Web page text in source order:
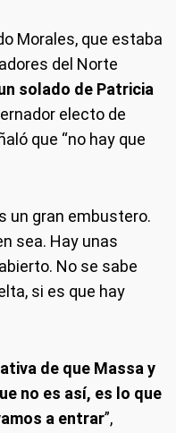
Morales, que estaba
del Norte
solado de Patricia
electo de
que “no hay que
un gran embustero.
sea. Hay unas
No se sabe
si es que hay
de que Massa y
no es así, es lo que
a entrar”,